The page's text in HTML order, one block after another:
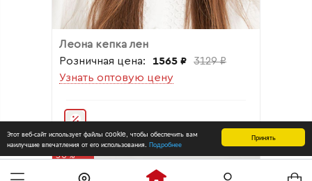
Принять
Этот веб-сайт использует файлы cookie, чтобы обеспечить вам
наилучшие впечатления от его использования. Подробнее
Леона кепка лен
Розничная цена:
1565 ₽
3129 ₽
Узнать оптовую цену
50%